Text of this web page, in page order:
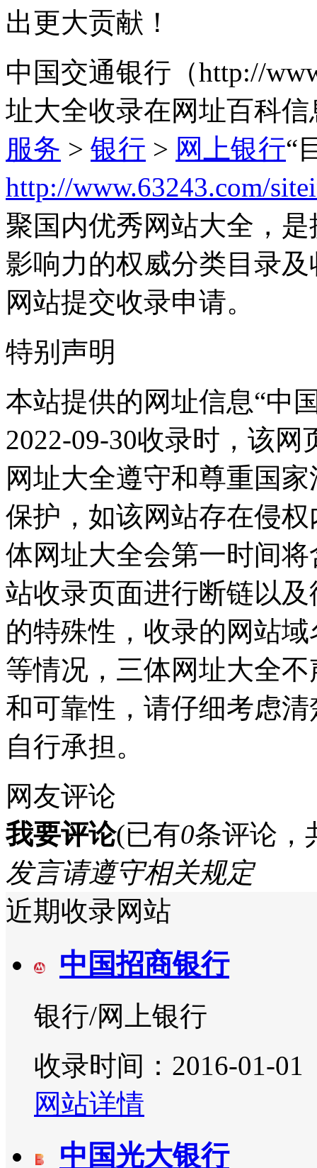
出更大贡献！
中国交通银行（http://
址大全收录在网址百科
服务 > 银行 > 网上银行“
http://www.63243.com/
聚国内优秀网站大全，
影响力的权威分类目录
网站提交收录申请。
特别声明
本站提供的网址信息“中
2022-09-30收录时，该
网址大全遵守和尊重国
保护，如该网站存在侵
体网址大全会第一时间
站收录页面进行断链以
的特殊性，收录的网站
等情况，三体网址大全
和可靠性，请仔细考虑
自行承担。
网友评论
我要评论(已有0条评论，
发言请遵守相关规定
近期收录网站
中国招商银行
银行/网上银行
收录时间：2016-01-01
网站详情
中国光大银行